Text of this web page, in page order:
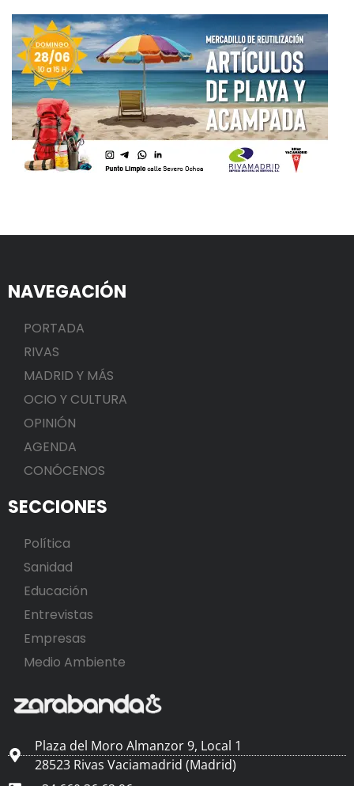
NAVEGACIÓN
PORTADA
RIVAS
MADRID Y MÁS
OCIO Y CULTURA
OPINIÓN
AGENDA
CONÓCENOS
SECCIONES
Política
Sanidad
Educación
Entrevistas
Empresas
Medio Ambiente
Plaza del Moro Almanzor 9, Local 1
28523 Rivas Vaciamadrid (Madrid)